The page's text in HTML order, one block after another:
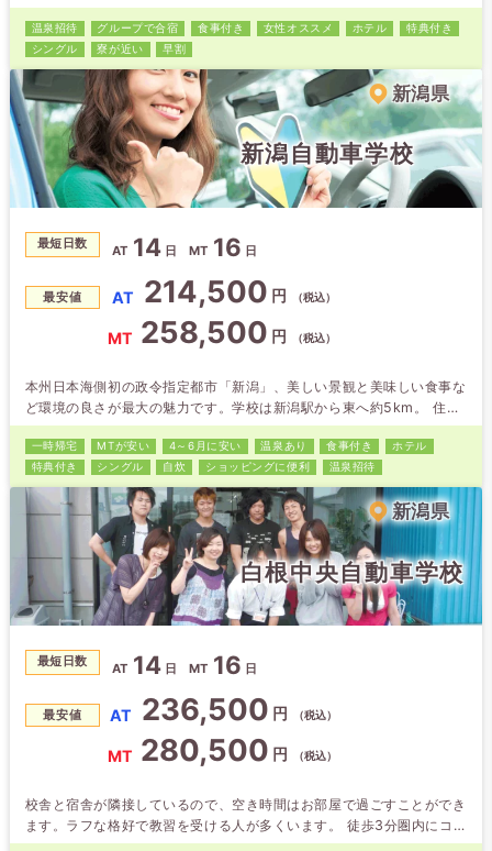
イバシー重視のホテルタイプを全てにご用意してます。 天童自動車
学校は「練習コースが広い」と大評判。時には、地元グルメを振舞うイ
ベントも開催しています。
温泉招待 グループで合宿 食事付き 女性オススメ ホテル
特典付き
シングル
寮が近い 早割
新潟県
新潟自動車学校
最短日数 AT 14 日 MT 16 日
最安値 AT 214,500 円 （税込）
MT 258,500 円 （税込）
本州日本海側初の政令指定都市「新潟」、美しい景観と美味しい食事な
ど環境の良さが最大の魅力です。学校は新潟駅から東へ約5km。 住宅
街から交通量の多い多車線道路まで走れる実践的な路上教習で、技術も
しっかり身に付きます。すべての宿泊ホテルは新潟駅より徒歩5～6分
以内。買物も遊びも全て徒歩圏内でできるので、生活環境は抜群です。
一時帰宅 MTが安い 4～6月に安い 温泉あり 食事付き
ホテル
特典付き
シングル 自炊 ショッピングに便利 温泉招待
新潟県
白根中央自動車学校
最短日数 AT 14 日 MT 16 日
最安値 AT 236,500 円 （税込）
MT 280,500 円 （税込）
校舎と宿舎が隣接しているので、空き時間はお部屋で過ごすことができ
ます。ラフな格好で教習を受ける人が多くいます。 徒歩3分圏内にコン
ビニや大型ショッピングセンターがあるので生活にも不自由しません。